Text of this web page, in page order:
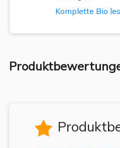
Komplette Bio
